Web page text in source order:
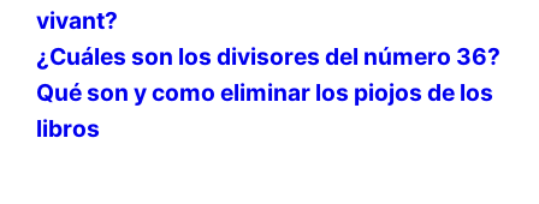
vivant?
¿Cuáles son los divisores del número 36?
Qué son y como eliminar los piojos de los
libros